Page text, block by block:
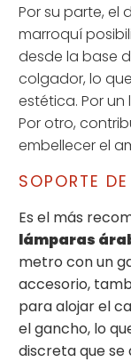
Por su parte, el
marroquí
desde la base
colgador, lo
estética. Por
Por otro,
embellecer el
SOPORTE
Es el más
lámparas
metro con un
accesorio,
para alojar el
el gancho, lo
discreta que se